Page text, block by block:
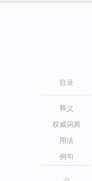
目录
释义
权威词典
用法
例句